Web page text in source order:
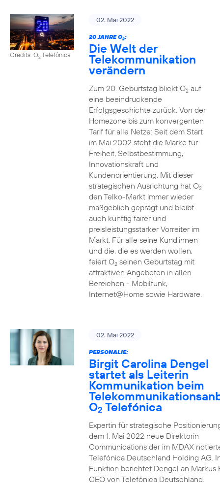
Credits: O2Telefónica
02. Mai 2022
20 JAHRE O2:
Die Welt der
Telekommunikation
verändern
Zum 20. Geburtstag blickt O2auf
eine beeindruckende
Erfolgsgeschichte zurück. Von der
Homezone bis zum konvergenten
Tarif für alle Netze: Seit dem Start
im Mai 2002 steht die Marke für
Freiheit, Selbstbestimmung,
Innovationskraft und
Kundenorientierung. Mit dieser
strategischen Ausrichtung hat O2
den Telko-Markt immer wieder
maßgeblich geprägt und bleibt
auch künftig fairer und
preisleistungsstarker Vorreiter im
Markt. Für alle seine Kund:innen
und die, die es werden wollen,
feiert O2seinen Geburtstag mit
attraktiven Angeboten in allen
Bereichen - Mobilfunk,
Internet@Home sowie Hardware.
02. Mai 2022
PERSONALIE:
Birgit Carolina Dengel
startet als Leiterin
Kommunikation beim
O2 Telefónica
Expertin für strategische
dem 1. Mai 2022 neue Direktorin
Communications der im MDAX
Telefónica Deutschland Holding AG.
Funktion berichtet Dengel an Markus
CEO von Telefónica Deutschland.